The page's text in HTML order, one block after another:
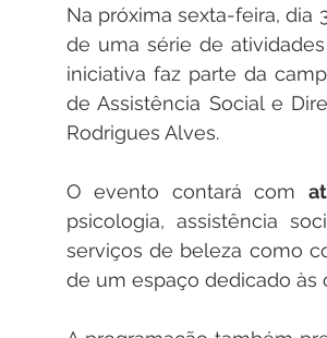
Vacinômetro Convênios e Parcerias
Licitações Comunidade
Enchentes e Alagações Inauguração
Na próxima sexta-feira, dia
de uma série de
iniciativa faz parte da
de Assistência Social e
Rodrigues Alves.
O evento contará com
psicologia, assistência
serviços de beleza como
de um espaço dedicado às